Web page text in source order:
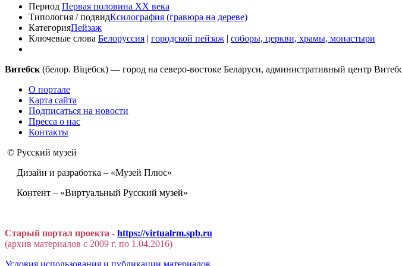
Период Первая половина XX века
Типология / подвидКсилография (гравюра на дереве)
КатегорияПейзаж
Ключевые слова Белоруссия | городской пейзаж | соборы, церкви, храмы, монастыри
Витебск (белор. Віцебск) — город на северо-востоке Беларуси, административный центр
О портале
Карта сайта
Подписаться на новости
Пресса о нас
Контакты
© Русский музей
Дизайн и разработка – «Музей Плюс»
Контент – «Виртуальный Русский музей»
Старый портал проекта - https://virtualrm.spb.ru
(архив материалов с 2009 г. по 1.04.2016)
Условия использования и публикации материалов